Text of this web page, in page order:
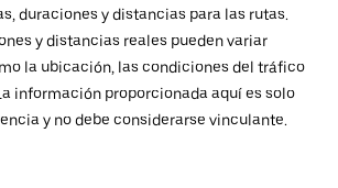
duraciones y distancias para las rutas.
y distancias reales pueden variar
la ubicación, las condiciones del tráfico
información proporcionada aquí es solo
y no debe considerarse vinculante.